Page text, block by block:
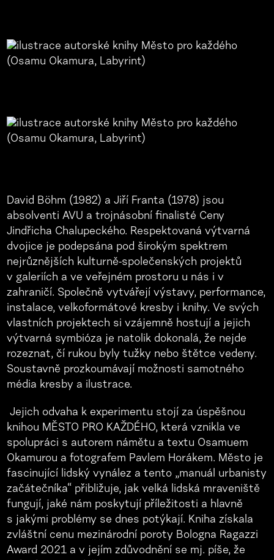
David Böhm (1982) a Jiří Franta (1978) jsou
absolventi AVU a trojnásobní finalisté Ceny
Jindřicha Chalupeckého. Respektovaná výtvarná
dvojice je podepsána pod širokým spektrem
nejrůznějších kulturně-společenských projektů
v galeriích a ve veřejném prostoru u nás i v
zahraničí. Společně vytvářejí výstavy, performance,
instalace, velkoformátové kresby i knihy. Ve svých
vlastních projektech si vzájemně hostují a jejich
výtvarná symbióza je natolik dokonalá, že nejde
rozeznat, čí rukou byly tužky nebo štětce vedeny.
Soustavně prozkoumávají možnosti samotného
média kresby a ilustrace.
Jejich odvaha k experimentu stojí za úspěšnou
knihou MĚSTO PRO KAŽDÉHO, která vznikla ve
spolupráci s autorem námětu a textu Osamuem
Okamurou a fotografem Pavlem Horákem. Město je
fascinující lidský vynález a tento „manuál urbanisty
začátečníka“ přibližuje, jak velká lidská mraveniště
fungují, jaké nám poskytují příležitosti a hlavně
s jakými problémy se dnes potýkají. Kniha získala
zvláštní cenu mezinárodní poroty Bologna Ragazzi
Award 2021 a v jejím zdůvodnění se mj. píše, že